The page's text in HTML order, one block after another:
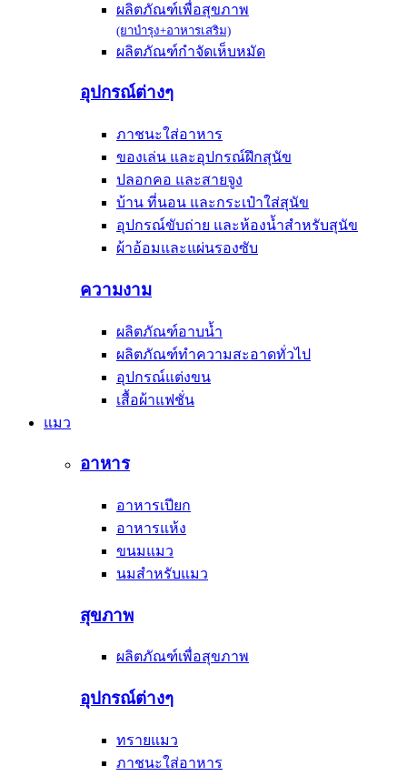
ผลิตภัณฑ์เพื่อสุขภาพ
(ยาบำรุง+อาหารเสริม)
ผลิตภัณฑ์กำจัดเห็บหมัด
อุปกรณ์ต่างๆ
ภาชนะใส่อาหาร
ของเล่น และอุปกรณ์ฝึกสุนัข
ปลอกคอ และสายจูง
บ้าน ที่นอน และกระเป๋าใส่สุนัข
อุปกรณ์ขับถ่าย และห้องน้ำสำหรับสุนัข
ผ้าอ้อมและแผ่นรองซับ
ความงาม
ผลิตภัณฑ์อาบน้ำ
ผลิตภัณฑ์ทำความสะอาดทั่วไป
อุปกรณ์แต่งขน
เสื้อผ้าแฟชั่น
แมว
อาหาร
อาหารเปียก
อาหารแห้ง
ขนมแมว
นมสำหรับแมว
สุขภาพ
ผลิตภัณฑ์เพื่อสุขภาพ
อุปกรณ์ต่างๆ
ทรายแมว
ภาชนะใส่อาหาร